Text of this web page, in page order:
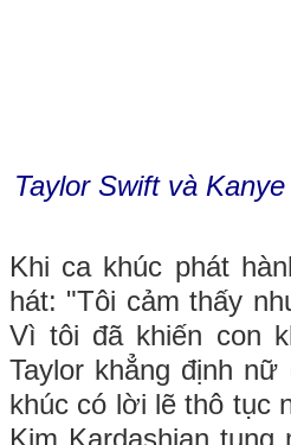
Taylor Swift và
Khi ca khúc phát
hát: "Tôi cảm thấy
Vì tôi đã khiến con
Taylor khẳng định
khúc có lời lẽ thô tục